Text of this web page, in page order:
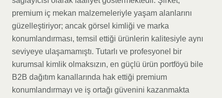
premium iç mekan malzemeleriyle yaşam alanlarını
güzelleştiriyor; ancak görsel kimliği ve marka
konumlandırması, temsil ettiği ürünlerin kalitesiyle aynı
seviyeye ulaşamamıştı. Tutarlı ve profesyonel bir
kurumsal kimlik olmaksızın, en güçlü ürün portföyü bile
B2B dağıtım kanallarında hak ettiği premium
konumlandırmayı ve iş ortağı güvenini kazanmakta